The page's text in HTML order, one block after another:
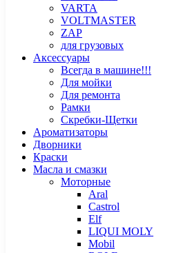
VARTA
VOLTMASTER
ZAP
для грузовых
Аксессуары
Всегда в машине!!!
Для мойки
Для ремонта
Рамки
Скребки-Щетки
Ароматизаторы
Дворники
Краски
Масла и смазки
Моторные
Aral
Castrol
Elf
LIQUI MOLY
Mobil